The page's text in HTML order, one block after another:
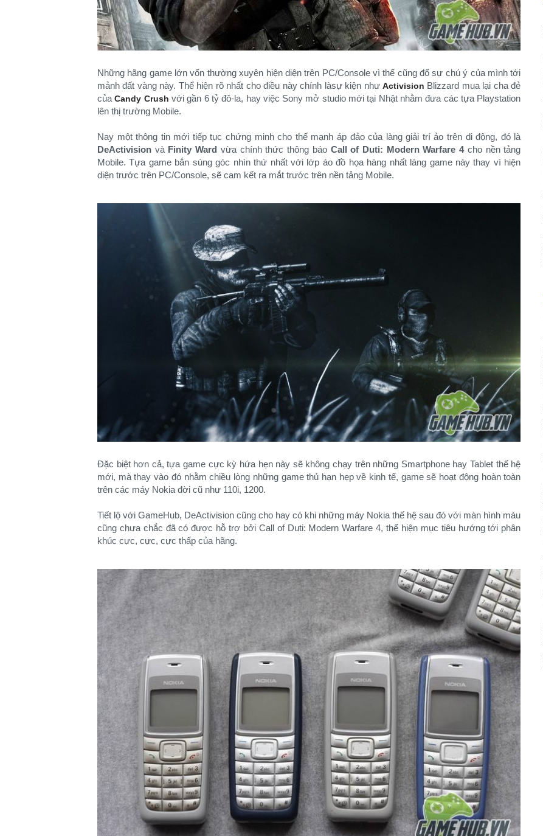
Những hãng game lớn vốn thường xuyên hiện diện trên PC/Console vì thế cũng đổ sự chú ý của mình tới
mảnh đất vàng này. Thể hiện rõ nhất cho điều này chính làsự kiện như Activision Blizzard mua lại cha đẻ
củaCandy Crush với gần 6 tỷ đô-la, hay việc Sony mở studio mới tại Nhật nhằm đưa các tựa Playstation
lên thị trường Mobile.
Nay một thông tin mới tiếp tục chứng minh cho thế mạnh áp đảo của làng giải trí ảo trên di động, đó là
DeActivision và Finity Ward vừa chính thức thông báoCall of Duti: Modern Warfare 4cho nền tảng
Mobile. Tựa game bắn súng góc nhìn thứ nhất với lớp áo đồ họa hàng nhất làng game này thay vì hiện
diện trước trên PC/Console, sẽ cam kết ra mắt trước trên nền tảng Mobile.
Đặc biệt hơn cả, tựa game cực kỳ hứa hẹn này sẽ không chạy trên những Smartphone hay Tablet thế hệ
mới, mà thay vào đó nhằm chiều lòng những game thủ hạn hẹp về kinh tế, game sẽ hoạt động hoàn toàn
trên các máy Nokia đời cũ như 110i, 1200.
Tiết lộ với GameHub, DeActivision cũng cho hay có khi những máy Nokia thế hệ sau đó với màn hình màu
cũng chưa chắc đã có được hỗ trợ bởi Call of Duti: Modern Warfare 4, thể hiện mục tiêu hướng tới phân
khúc cực, cực, cực thấp của hãng.